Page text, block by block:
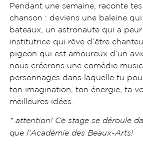
Pendant une semaine, raconte
chanson : deviens une baleine
bateaux, un astronaute qui a
institutrice qui rêve d’être
pigeon qui est amoureux d’un
nous créerons une comédie
personnages dans laquelle tu
ton imagination, ton énergie, ta
meilleures idées.
* attention! Ce stage se déroule
que l’Académie des Beaux-Arts!